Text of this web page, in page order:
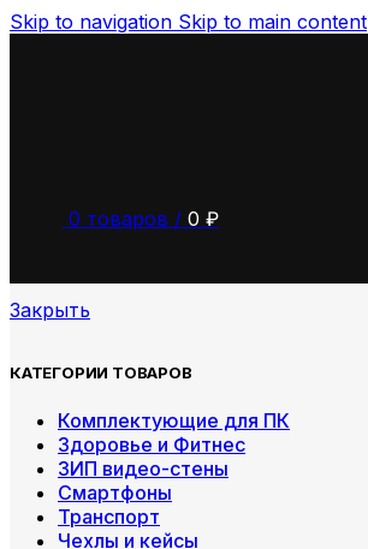
Skip to navigation Skip to main content
0 товаров / 0 ₽
Закрыть
КАТЕГОРИИ ТОВАРОВ
Комплектующие для ПК
Здоровье и Фитнес
ЗИП видео-стены
Смартфоны
Транспорт
Чехлы и кейсы